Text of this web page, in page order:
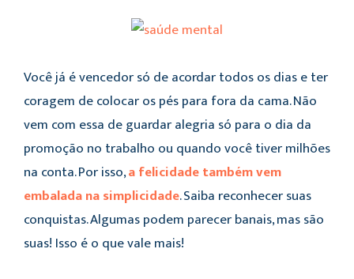
Você já é vencedor só de acordar todos os dias e ter
coragem de colocar os pés para fora da cama. Não
vem com essa de guardar alegria só para o dia da
promoção no trabalho ou quando você tiver milhões
na conta. Por isso,a felicidade também vem
embalada na simplicidade. Saiba reconhecer suas
conquistas. Algumas podem parecer banais, mas são
suas! Isso é o que vale mais!